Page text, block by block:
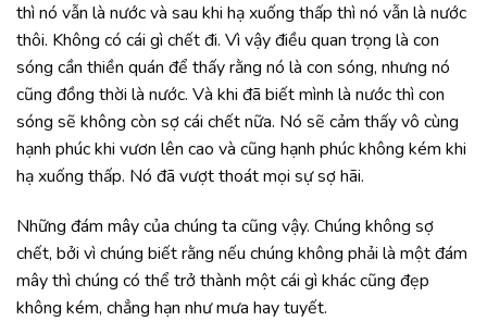
thì nó vẫn là nước và sau khi hạ xuống thấp thì nó vẫn là nước
thôi. Không có cái gì chết đi. Vì vậy điều quan trọng là con
sóng cần thiền quán để thấy rằng nó là con sóng, nhưng nó
cũng đồng thời là nước. Và khi đã biết mình là nước thì con
sóng sẽ không còn sợ cái chết nữa. Nó sẽ cảm thấy vô cùng
hạnh phúc khi vươn lên cao và cũng hạnh phúc không kém khi
hạ xuống thấp. Nó đã vượt thoát mọi sự sợ hãi.
Những đám mây của chúng ta cũng vậy. Chúng không sợ
chết, bởi vì chúng biết rằng nếu chúng không phải là một đám
mây thì chúng có thể trở thành một cái gì khác cũng đẹp
không kém, chẳng hạn như mưa hay tuyết.